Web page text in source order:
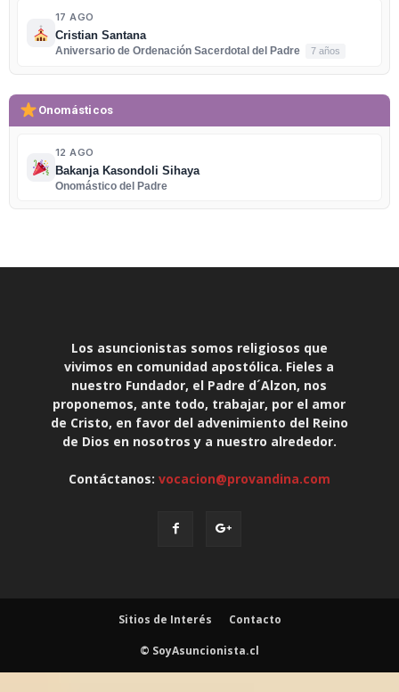
17 AGO
Cristian Santana
Aniversario de Ordenación Sacerdotal del Padre
7 años
Onomásticos
12 AGO
Bakanja Kasondoli Sihaya
Onomástico del Padre
Los asuncionistas somos religiosos que
vivimos en comunidad apostólica. Fieles a
nuestro Fundador, el Padre d´Alzon, nos
proponemos, ante todo, trabajar, por el amor
de Cristo, en favor del advenimiento del Reino
de Dios en nosotros y a nuestro alrededor.
Contáctanos: vocacion@provandina.com
Sitios de Interés Contacto
© SoyAsuncionista.cl